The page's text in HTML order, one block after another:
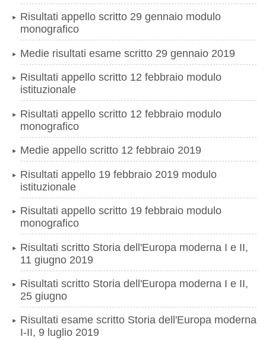
Risultati appello scritto 29 gennaio modulo
monografico
Medie risultati esame scritto 29 gennaio 2019
Risultati appello scritto 12 febbraio modulo
istituzionale
Risultati appello scritto 12 febbraio modulo
monografico
Medie appello scritto 12 febbraio 2019
Risultati appello 19 febbraio 2019 modulo
istituzionale
Risultati appello scritto 19 febbraio modulo
monografico
Risultati scritto Storia dell'Europa moderna I e II,
11 giugno 2019
Risultati scritto Storia dell'Europa moderna I e II,
25 giugno
Risultati esame scritto Storia dell'Europa moderna
I-II, 9 luglio 2019